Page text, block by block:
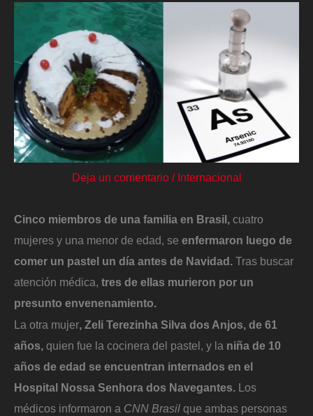
Deja un comentario / Internacional
Cinco miembros de una familia en Brasil, cuatro
mujeres y una menor de edad, se enfermaron luego de
comer un pastel un día antes de Navidad. Tras buscar
atención médica, tres de ellas murieron por un
presunto envenenamiento.
La otra mujer, Zeli Terezinha Silva dos Anjos, de 61
años, quien fue la cocinera del pastel, y la niña de 10
años de edad se encuentran internados en el
Hospital Nossa Senhora dos Navegantes.
Los
médicos informaron a CNN Brasil que ambas personas